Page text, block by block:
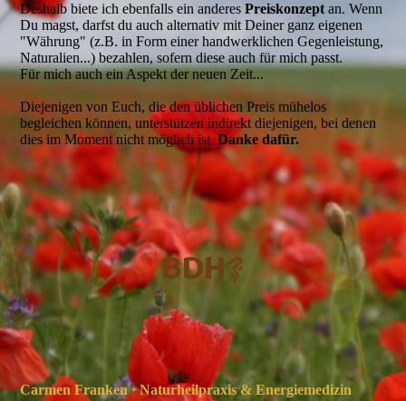
Deshalb biete ich ebenfalls ein anderesPreiskonzept an. Wenn
Du magst, darfst du auch alternativ mit Deiner ganz eigenen
"Währung" (z.B. in Form einer handwerklichen Gegenleistung,
Naturalien...) bezahlen, sofern diese auch für mich passt.
Für mich auch ein Aspekt der neuen Zeit...
Diejenigen von Euch, die den üblichen Preis mühelos
begleichen können, unterstützen indirekt diejenigen, bei denen
dies im Moment nicht möglich ist.Danke dafür.
Carmen Franken · Naturheilpraxis & Energiemedizin